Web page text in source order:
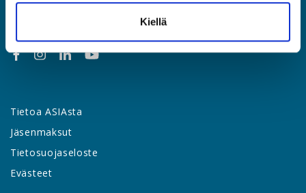
Kiellä
Tietoa ASIAsta
Jäsenmaksut
Tietosuojaseloste
Evästeet